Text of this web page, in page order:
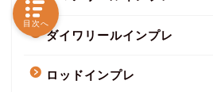
ダイワリールインプレ
ロッドインプレ
目次へ